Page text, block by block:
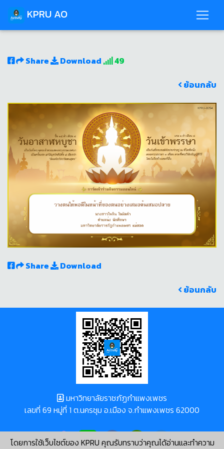
KPRU AO
Share Download
49
ย้อนกลับ
Share
Download
ย้อนกลับ
โดยการใช้เว็บไซต์ของ KPRU คุณรับทราบว่าคุณได้อ่านและทำความ
มหาวิทยาลัยราชภัฏกำแพงเพชร
เลขที่ 69 หมู่ที่ 1 ต.นครชุม อ.เมือง จ.กำแพงเพชร 62000